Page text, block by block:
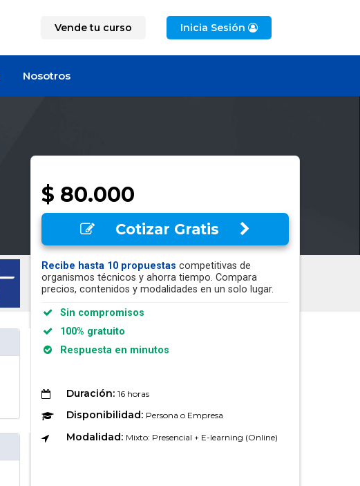
Vende tu curso Inicia Sesión
Nosotros
$ 80.000
Cotizar Gratis
Recibe hasta 10 propuestas competitivas de
organismos técnicos y ahorra tiempo. Compara
precios, contenidos y modalidades en un solo lugar.
Sin compromisos
100% gratuito
Respuesta en minutos
Duración: 16 horas
Disponibilidad: Persona o Empresa
Modalidad: Mixto: Presencial + E-learning (Online)